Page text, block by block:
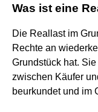
Was ist eine
Die Reallast im
Rechte an
Grundstück hat.
zwischen Käufer
beurkundet und im